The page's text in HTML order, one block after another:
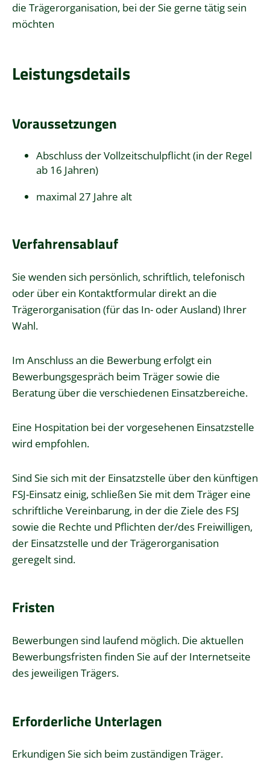
die Trägerorganisation, bei der Sie gerne tätig sein
möchten
Leistungsdetails
Voraussetzungen
Abschluss der Vollzeitschulpflicht (in der Regel
ab 16 Jahren)
maximal 27 Jahre alt
Verfahrensablauf
Sie wenden sich persönlich, schriftlich, telefonisch
oder über ein Kontaktformular direkt an die
Trägerorganisation (für das In- oder Ausland) Ihrer
Wahl.
Im Anschluss an die Bewerbung erfolgt ein
Bewerbungsgespräch beim Träger sowie die
Beratung über die verschiedenen Einsatzbereiche.
Eine Hospitation bei der vorgesehenen Einsatzstelle
wird empfohlen.
Sind Sie sich mit der Einsatzstelle über den künftigen
FSJ-Einsatz einig, schließen Sie mit dem Träger eine
schriftliche Vereinbarung, in der die Ziele des FSJ
sowie die Rechte und Pflichten der/des Freiwilligen,
der Einsatzstelle und der Trägerorganisation
geregelt sind.
Fristen
Bewerbungen sind laufend möglich. Die aktuellen
Bewerbungsfristen finden Sie auf der Internetseite
des jeweiligen Trägers.
Erforderliche Unterlagen
Erkundigen Sie sich beim zuständigen Träger.